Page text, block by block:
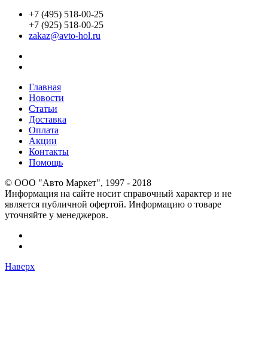
+7 (495) 518-00-25
+7 (925) 518-00-25
zakaz@avto-hol.ru
Главная
Новости
Статьи
Доставка
Оплата
Акции
Контакты
Помощь
© OOO "Авто Маркет", 1997 - 2018
Информация на сайте носит справочный характер и не
является публичной офертой. Информацию о товаре
уточняйте у менеджеров.
Наверх